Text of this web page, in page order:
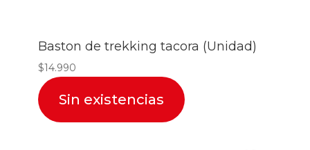
Baston de trekking tacora (Unidad)
$14.990
Sin existencias